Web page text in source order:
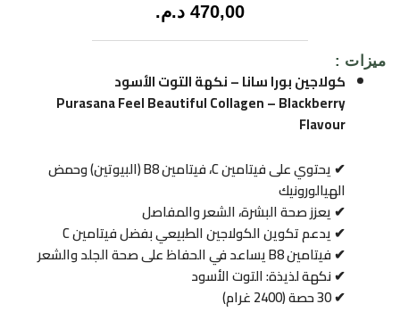
470,00 د.م.
ميزات :
كولاجين بورا سانا – نكهة التوت الأسود
Purasana Feel Beautiful Collagen – Blackberry
Flavour
✔ يحتوي على فيتامين C، فيتامين B8 (البيوتين) وحمض
الهيالورونيك
✔ يعزز صحة البشرة، الشعر والمفاصل
✔ يدعم تكوين الكولاجين الطبيعي بفضل فيتامين C
✔ فيتامين B8 يساعد في الحفاظ على صحة الجلد والشعر
✔ نكهة لذيذة: التوت الأسود
✔ 30 حصة (2400 غرام)